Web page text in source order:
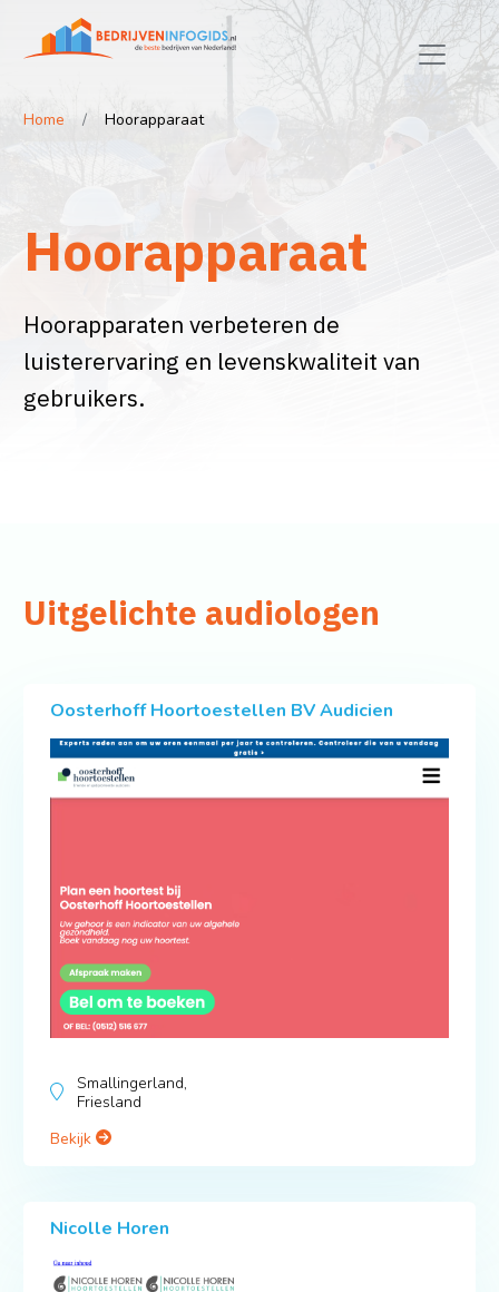
Home Hoorapparaat
Hoorapparaat
Hoorapparaten verbeteren de
luisterervaring en levenskwaliteit van
gebruikers.
Uitgelichte audiologen
Oosterhoff Hoortoestellen BV Audicien
Smallingerland,
Friesland
Bekijk
Nicolle Horen